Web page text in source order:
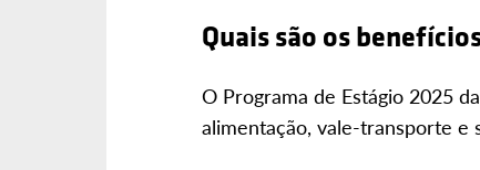
Quais são os
O Programa de Estágio 2025
alimentação, vale-transporte e